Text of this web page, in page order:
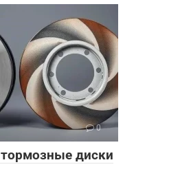
0
диски